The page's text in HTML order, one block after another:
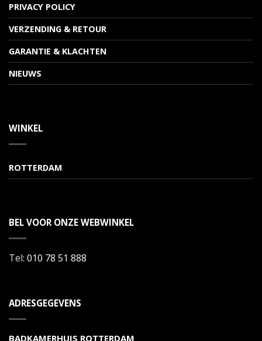
PRIVACY POLICY
VERZENDING & RETOUR
GARANTIE & KLACHTEN
NIEUWS
WINKEL
ROTTERDAM
BEL VOOR ONZE WEBWINKEL
Tel: 010 78 51 888
ADRESGEGEVENS
BADKAMERHUIS ROTTERDAM